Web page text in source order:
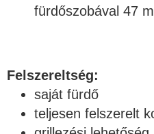
fürdőszobával 47
Felszereltség:
saját fürdő
teljesen felszerelt